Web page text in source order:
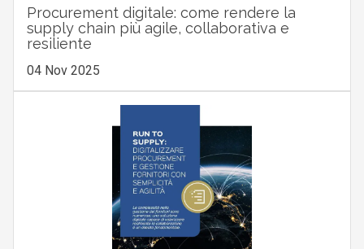
Procurement digitale: come rendere la
supply chain più agile, collaborativa e
resiliente
04 Nov 2025